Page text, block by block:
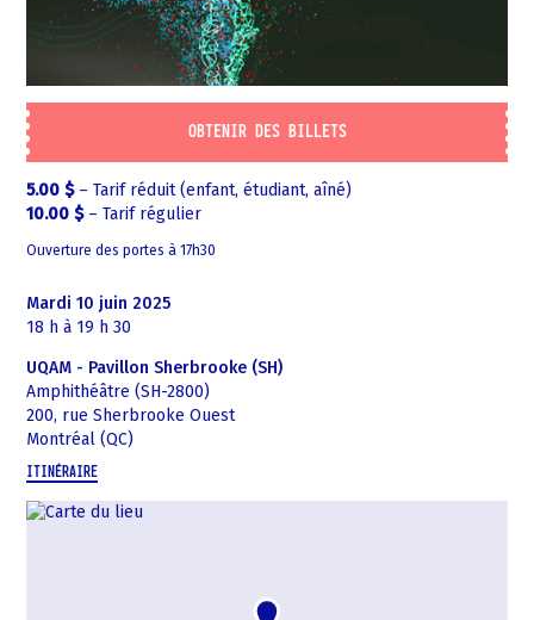
OBTENIR DES BILLETS
5.00 $–Tarif réduit (enfant, étudiant, aîné)
10.00 $–Tarif régulier
Ouverture des portes à 17h30
mardi 10 juin 2025
18 h à 19 h 30
UQAM - Pavillon Sherbrooke (SH)
Amphithéâtre (SH-2800)
200, rue Sherbrooke Ouest
Montréal (QC)
ITINÉRAIRE